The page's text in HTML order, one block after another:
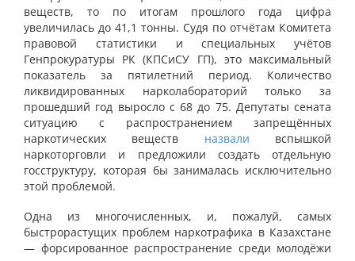
веществ, то по итогам прошлого года цифра
увеличилась до 41,1 тонны. Судя по отчётам Комитета
правовой статистики и специальных учётов
Генпрокуратуры РК (КПСиСУ ГП), это максимальный
показатель за пятилетний период. Количество
ликвидированных нарколабораторий только за
прошедший год выросло с 68 до 75. Депутаты сената
ситуацию с распространением запрещённых
наркотических веществ назвали вспышкой
наркоторговли и предложили создать отдельную
госструктуру, которая бы занималась исключительно
этой проблемой.
Одна из многочисленных, и, пожалуй, самых
быстрорастущих проблем наркотрафика в Казахстане
— форсированное распространение среди молодёжи